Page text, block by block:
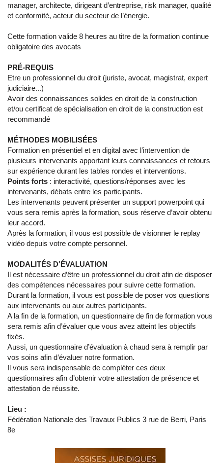
manager, architecte, dirigeant d’entreprise, risk manager, qualité
et conformité, acteur du secteur de l’énergie.
Cette formation valide 8 heures au titre de la formation continue
obligatoire des avocats
PRÉ-REQUIS
Etre un professionnel du droit (juriste, avocat, magistrat, expert
judiciaire...)
Avoir des connaissances solides en droit de la construction
et/ou certificat de spécialisation en droit de la construction est
recommandé
MÉTHODES MOBILISÉES
Formation en présentiel et en digital avec l’intervention de
plusieurs intervenants apportant leurs connaissances et retours
sur expérience durant les tables rondes et interventions.
Points forts : interactivité, questions/réponses avec les
intervenants, débats entre les participants.
Les intervenants peuvent présenter un support powerpoint qui
vous sera remis après la formation, sous réserve d’avoir obtenu
leur accord.
Après la formation, il vous est possible de visionner le replay
vidéo depuis votre compte personnel.
MODALITÉS D’ÉVALUATION
Il est nécessaire d’être un professionnel du droit afin de disposer
des compétences nécessaires pour suivre cette formation.
Durant la formation, il vous est possible de poser vos questions
aux intervenants ou aux autres participants.
A la fin de la formation, un questionnaire de fin de formation vous
sera remis afin d’évaluer que vous avez atteint les objectifs
fixés.
Aussi, un questionnaire d’évaluation à chaud sera à remplir par
vos soins afin d’évaluer notre formation.
Il vous sera indispensable de compléter ces deux
questionnaires afin d’obtenir votre attestation de présence et
attestation de réussite.
Lieu :
Fédération Nationale des Travaux Publics 3 rue de Berri, Paris
8e